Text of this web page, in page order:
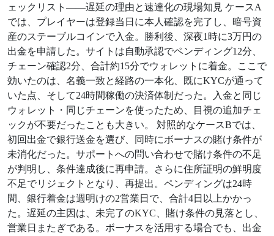
ェックリスト——遅延の理由と速達化の現場知見 ケースA
では、プレイヤーは登録当日に本人確認を完了し、暗号資
産のステーブルコインで入金。勝利後、深夜1時に3万円の
出金を申請した。サイトは自動承認でペンディング12分、
チェーン確認2分、合計約15分でウォレットに着金。ここで
効いたのは、名義一致と経路の一本化、既にKYCが通って
いた点、そして24時間稼働の決済体制だった。入金と同じ
ウォレット・同じチェーンを使ったため、目視の追加チェ
ックが不要だったことも大きい。 対照的なケースBでは、
初回出金で銀行送金を選び、同時にボーナスの賭け条件が
未消化だった。サポートへの問い合わせで賭け条件の不足
が判明し、条件達成後に再申請。さらに住所証明の鮮明度
不足でリジェクトとなり、再提出。ペンディングは24時
間、銀行着金は週明けの2営業日で、合計4日以上かかっ
た。遅延の主因は、未完了のKYC、賭け条件の見落とし、
営業日またぎである。ボーナスを活用する場合でも、出金